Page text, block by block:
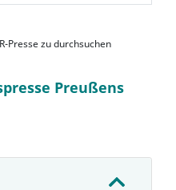
Presse zu durchsuchen
Preußens